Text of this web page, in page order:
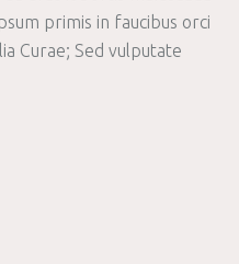
primis in faucibus orci
Curae; Sed vulputate